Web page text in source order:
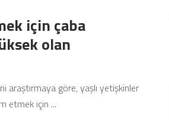
için çaba
olan
araştırmaya göre, yaşlı yetişkinler
etmek için ...